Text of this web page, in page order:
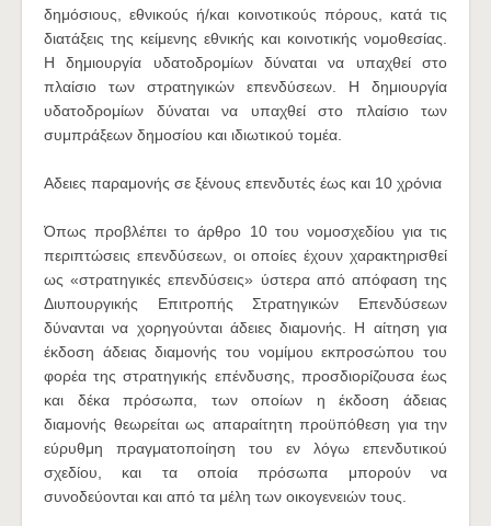
δημόσιους, εθνικούς ή/και κοινοτικούς πόρους, κατά τις
διατάξεις της κείμενης εθνικής και κοινοτικής νομοθεσίας.
Η δημιουργία υδατοδρομίων δύναται να υπαχθεί στο
πλαίσιο των στρατηγικών επενδύσεων. Η δημιουργία
υδατοδρομίων δύναται να υπαχθεί στο πλαίσιο των
συμπράξεων δημοσίου και ιδιωτικού τομέα.
Αδειες παραμονής σε ξένους επενδυτές έως και 10 χρόνια
Όπως προβλέπει το άρθρο 10 του νομοσχεδίου για τις
περιπτώσεις επενδύσεων, οι οποίες έχουν χαρακτηρισθεί
ως «στρατηγικές επενδύσεις» ύστερα από απόφαση της
Διυπουργικής Επιτροπής Στρατηγικών Επενδύσεων
δύνανται να χορηγούνται άδειες διαμονής. Η αίτηση για
έκδοση άδειας διαμονής του νομίμου εκπροσώπου του
φορέα της στρατηγικής επένδυσης, προσδιορίζουσα έως
και δέκα πρόσωπα, των οποίων η έκδοση άδειας
διαμονής θεωρείται ως απαραίτητη προϋπόθεση για την
εύρυθμη πραγματοποίηση του εν λόγω επενδυτικού
σχεδίου, και τα οποία πρόσωπα μπορούν να
συνοδεύονται και από τα μέλη των οικογενειών τους.